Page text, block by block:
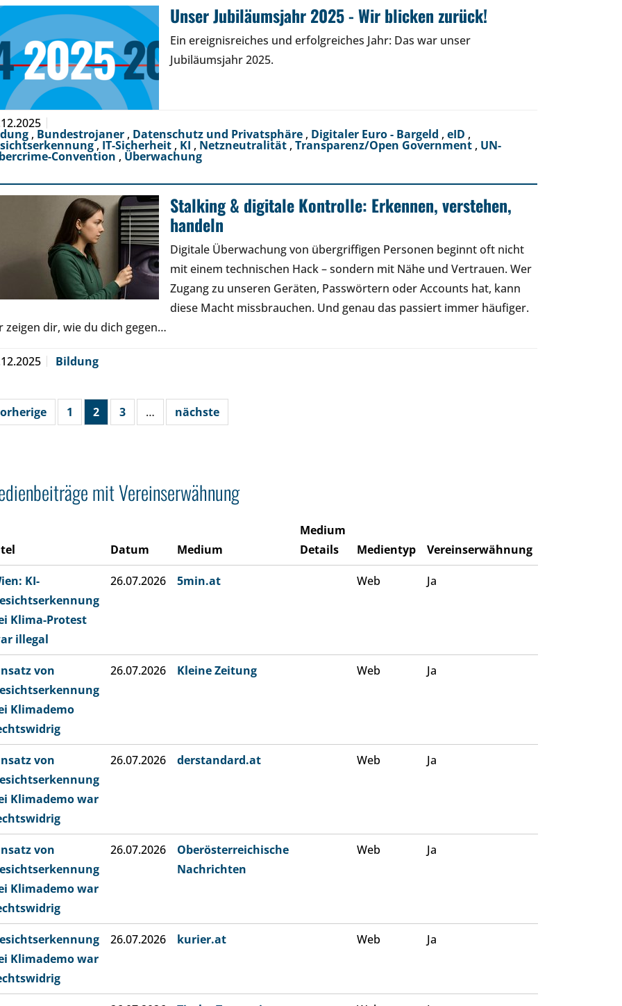
Unser Jubiläumsjahr 2025 - Wir blicken zurück!
Ein ereignisreiches und erfolgreiches Jahr: Das war unser
Jubiläumsjahr 2025.
, Bundestrojaner , Datenschutz und Privatsphäre , Digitaler Euro - Bargeld , eID ,
, IT-Sicherheit , KI , Netzneutralität , Transparenz/Open Government , UN-
Convention , Überwachung
Stalking & digitale Kontrolle: Erkennen, verstehen,
handeln
Digitale Überwachung von übergriffigen Personen beginnt oft nicht
mit einem technischen Hack – sondern mit Nähe und Vertrauen. Wer
Zugang zu unseren Geräten, Passwörtern oder Accounts hat, kann
diese Macht missbrauchen. Und genau das passiert immer häufiger.
zeigen dir, wie du dich gegen…
Bildung
1 2 3 … nächste
mit Vereinserwähnung
Datum Medium
Medium
Details
Medientyp Vereinserwähnung
KI-
Klima-Protest
illegal
26.07.2026 5min.at Web Ja
von
Klimademo
26.07.2026 Kleine Zeitung Web Ja
von
Klimademo war
26.07.2026 derstandard.at Web Ja
von
Klimademo war
26.07.2026
Oberösterreichische
Nachrichten
Web Ja
Klimademo war
26.07.2026 kurier.at Web Ja